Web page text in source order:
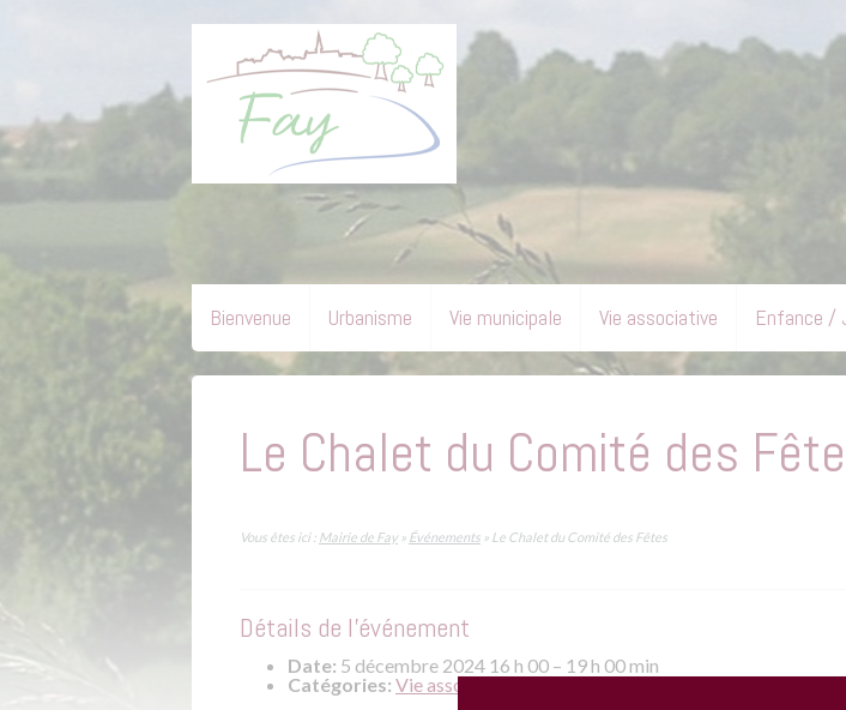
Bienvenue Urbanisme Vie municipale Vie associative Enfance /
Le Chalet du Comité des
Vous êtes ici : Mairie de Fay » Événements » Le Chalet du Comité des Fêtes
Détails de l'événement
Date: 5 décembre 2024 16 h 00 – 19 h 00 min
Catégories: Vie associative